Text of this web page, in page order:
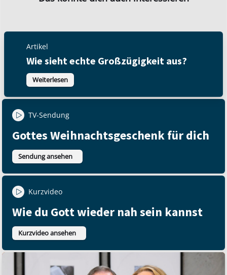
Artikel
Wie sieht echte Großzügigkeit aus?
Weiterlesen
TV-Sendung
Gottes Weihnachtsgeschenk für dich
Sendung ansehen
Kurzvideo
Wie du Gott wieder nah sein kannst
Kurzvideo ansehen